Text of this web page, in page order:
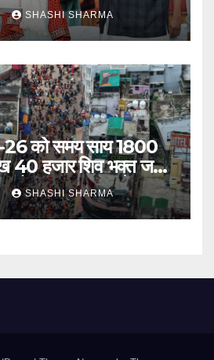
SHASHI SHARMA
को समय साय 1800
40 हजार शिव भक्त जल
को प्रस्थान कर चुके
SHASHI SHARMA